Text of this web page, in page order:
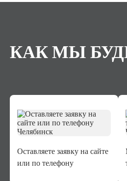
КАК МЫ
Оставляете заявку на сайте
или по телефону